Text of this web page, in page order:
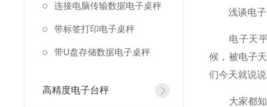
连接电脑传输数据电子桌秤
带标签打印电子桌秤
带U盘存储数据电子桌秤
高精度电子台秤
浅谈电子
电子天平
候，被电子
们今天就说
大家都知道